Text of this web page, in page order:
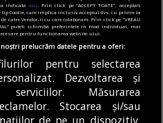
îngrijirea bebelușilor. Cât
social
de curent în București, Ilfov
Electrice Muntenia
actualizată a străzilor
indicata aici . Prin click pe “ACCEPT TOATE”, acceptati
Cookie, care implica inclusiv acceptul dvs. cu privire la
catre Vendor-ii cu care colaboram. Prin click pe “VREAU
puteti schimba preferintele in mod individual, mai
pentru functionarea website-ului.
prelucrăm datele pentru a oferi:
pentru selectarea
Dezvoltarea și
serviciilor. Măsurarea
Stocarea și/sau